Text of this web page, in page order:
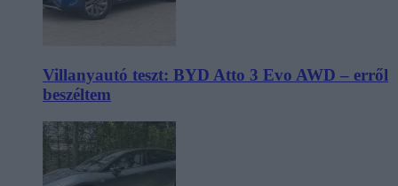
Villanyautó teszt: BYD Atto 3 Evo AWD – erről
beszéltem